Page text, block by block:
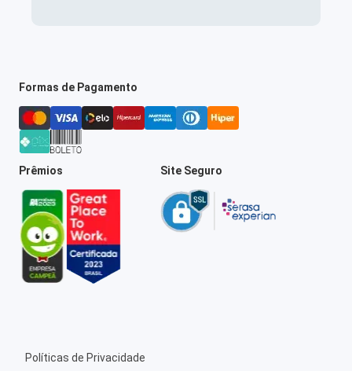
Formas de Pagamento
Prêmios Site Seguro
Políticas de Privacidade